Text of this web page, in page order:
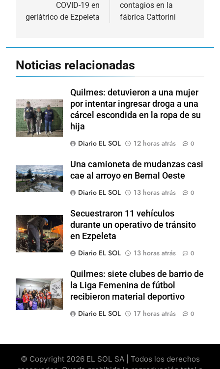
entradas
COVID-19 en
geriátrico de Ezpeleta
contagios en la
fábrica Cattorini
Noticias relacionadas
Quilmes: detuvieron a una mujer
por intentar ingresar droga a una
cárcel escondida en la ropa de su
hija
Diario EL SOL
12 horas atrás 0
Una camioneta de mudanzas casi
cae al arroyo en Bernal Oeste
Diario EL SOL
13 horas atrás 0
Secuestraron 11 vehículos
durante un operativo de tránsito
en Ezpeleta
Diario EL SOL
13 horas atrás 0
Quilmes: siete clubes de barrio de
la Liga Femenina de fútbol
recibieron material deportivo
Diario EL SOL
17 horas atrás 0
© Copyright 2026 EL SOL SA | Todos los derechos